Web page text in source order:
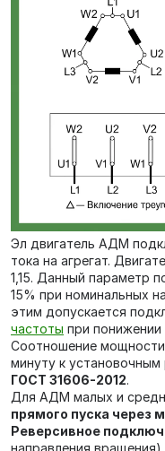
Эл двигатель АДМ
тока на агрегат.
1,15. Данный параметр
15% при номинальных
этим допускается
частоты при понижении
Соотношение мощности
минуту к
ГОСТ 31606-2012.
Для АДМ малых и
прямого пуска через
Реверсивное
направления